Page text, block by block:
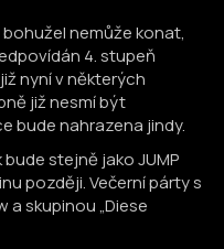
nemůže konat,
4. stupeň
nyní v některých
již nesmí být
bude nahrazena jindy.
bude stejně jako JUMP
později. Večerní párty s
a skupinou „Diese